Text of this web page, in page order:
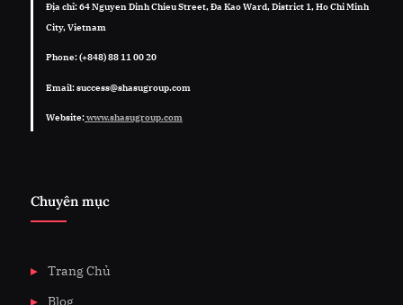
Địa chỉ: 64 Nguyen Dinh Chieu Street, Đa Kao Ward, District 1, Ho Chi Minh
City, Vietnam
Phone: (+848) 88 11 00 20
Email: success@shasugroup.com
Website:www.shasugroup.com
Chuyên mục
Trang Chủ
Blog